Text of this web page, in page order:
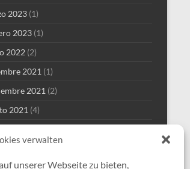
verwalten
unserer Webseite zu bieten,
2023 (1)
2023 (1)
2022 (2)
2021 (1)
2021 (2)
2021 (4)